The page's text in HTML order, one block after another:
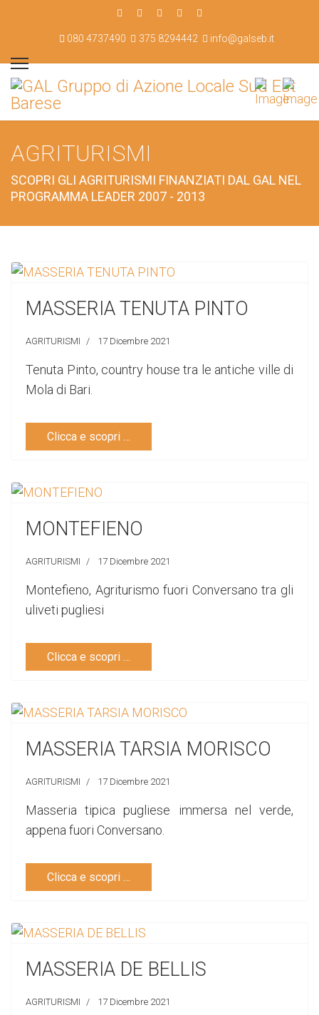
080 4737490 375 8294442 info@galseb.it
AGRITURISMI
SCOPRI GLI AGRITURISMI FINANZIATI DAL GAL NEL
PROGRAMMA LEADER 2007 - 2013
MASSERIA TENUTA PINTO
AGRITURISMI 17 Dicembre 2021
Tenuta Pinto, country house tra le antiche ville di
Mola di Bari.
Clicca e scopri …
MONTEFIENO
AGRITURISMI 17 Dicembre 2021
Montefieno, Agriturismo fuori Conversano tra gli
uliveti pugliesi
Clicca e scopri …
MASSERIA TARSIA MORISCO
AGRITURISMI 17 Dicembre 2021
Masseria tipica pugliese immersa nel verde,
appena fuori Conversano.
Clicca e scopri …
MASSERIA DE BELLIS
AGRITURISMI 17 Dicembre 2021